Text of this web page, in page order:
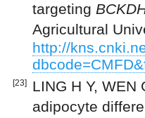
targeting
Agricultural
http://
[23]
LING H Y,
adipocyte